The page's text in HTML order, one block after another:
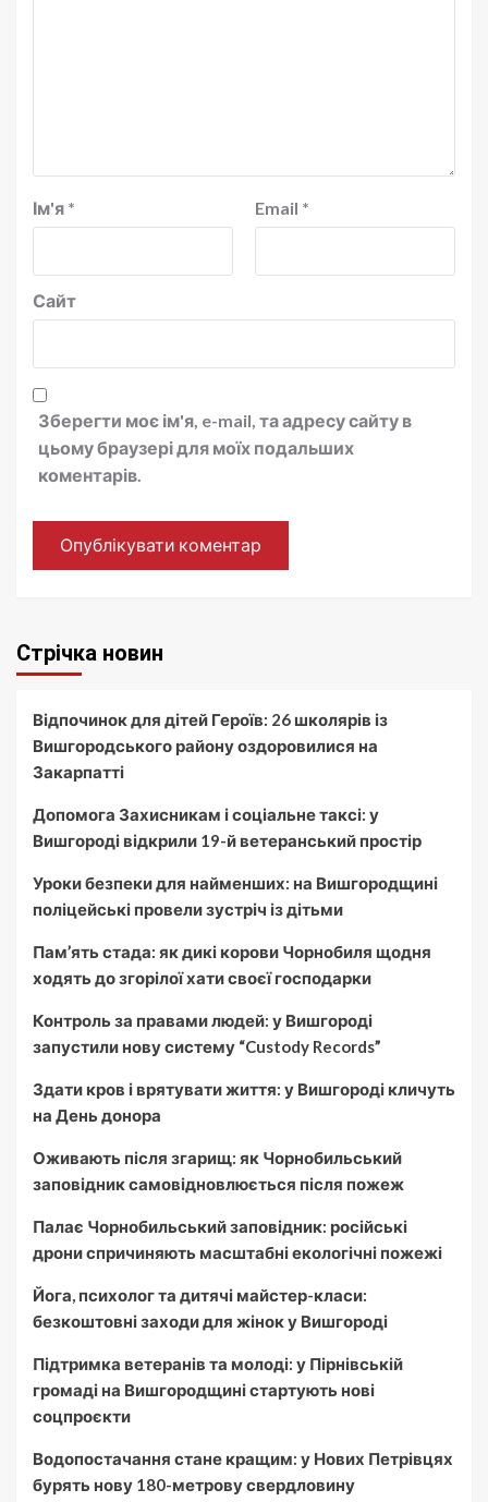
Ім'я * Email *
Сайт
Зберегти моє ім'я, e-mail, та адресу сайту в
цьому браузері для моїх подальших
коментарів.
Стрічка новин
Відпочинок для дітей Героїв: 26 школярів із
Вишгородського району оздоровилися на
Закарпатті
Допомога Захисникам і соціальне таксі: у
Вишгороді відкрили 19-й ветеранський простір
Уроки безпеки для найменших: на Вишгородщині
поліцейські провели зустріч із дітьми
Пам’ять стада: як дикі корови Чорнобиля щодня
ходять до згорілої хати своєї господарки
Контроль за правами людей: у Вишгороді
запустили нову систему “Custody Records”
Здати кров і врятувати життя: у Вишгороді кличуть
на День донора
Оживають після згарищ: як Чорнобильський
заповідник самовідновлюється після пожеж
Палає Чорнобильський заповідник: російські
дрони спричиняють масштабні екологічні пожежі
Йога, психолог та дитячі майстер-класи:
безкоштовні заходи для жінок у Вишгороді
Підтримка ветеранів та молоді: у Пірнівській
громаді на Вишгородщині стартують нові
соцпроєкти
Водопостачання стане кращим: у Нових Петрівцях
бурять нову 180-метрову свердловину